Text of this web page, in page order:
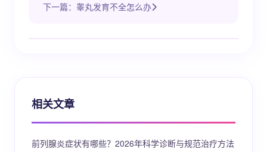
下一篇：睾丸发育不全怎么办
相关文章
前列腺炎症状有哪些？2026年科学诊断与规范治疗方法